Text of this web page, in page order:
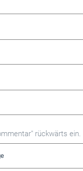
rückwärts ein.